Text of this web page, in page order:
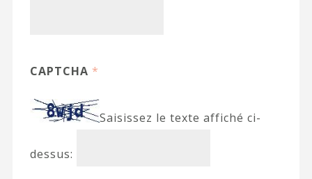
CAPTCHA *
Saisissez le texte affiché ci-
dessus: